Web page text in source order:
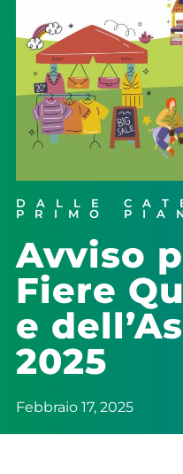
DALLE
PRIMO
Avviso
Fiere
e
2025
Febbraio 17, 2025